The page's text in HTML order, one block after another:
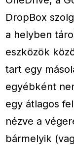
DropBox
a helyben
eszközök
tart egy
egyébként
egy átlagos
nézve a
bármelyik